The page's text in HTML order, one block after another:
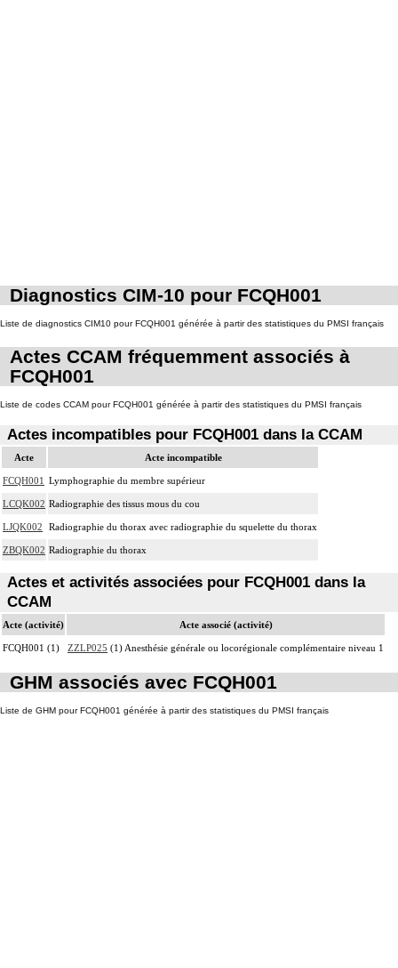
Diagnostics CIM-10 pour FCQH001
Liste de diagnostics CIM10 pour FCQH001 générée à partir des statistiques du PMSI français
Actes CCAM fréquemment associés à
FCQH001
Liste de codes CCAM pour FCQH001 générée à partir des statistiques du PMSI français
Actes incompatibles pour FCQH001 dans la CCAM
Acte Acte incompatible
FCQH001 Lymphographie du membre supérieur
LCQK002 Radiographie des tissus mous du cou
LJQK002 Radiographie du thorax avec radiographie du squelette du thorax
ZBQK002 Radiographie du thorax
Actes et activités associées pour FCQH001 dans la
CCAM
Acte (activité) Acte associé (activité)
FCQH001 (1) ZZLP025 (1) Anesthésie générale ou locorégionale complémentaire niveau 1
GHM associés avec FCQH001
Liste de GHM pour FCQH001 générée à partir des statistiques du PMSI français